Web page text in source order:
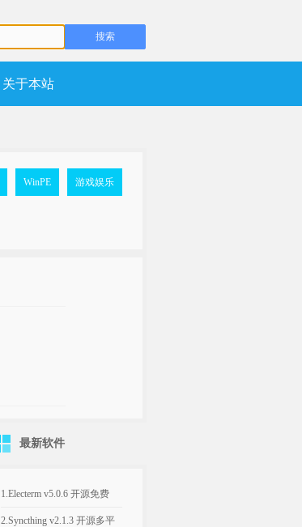
关于本站
WinPE 游戏娱乐
最新软件
1.Electerm v5.0.6 开源免费
SSH桌面终端管理软件
2.Syncthing v2.1.3 开源多平